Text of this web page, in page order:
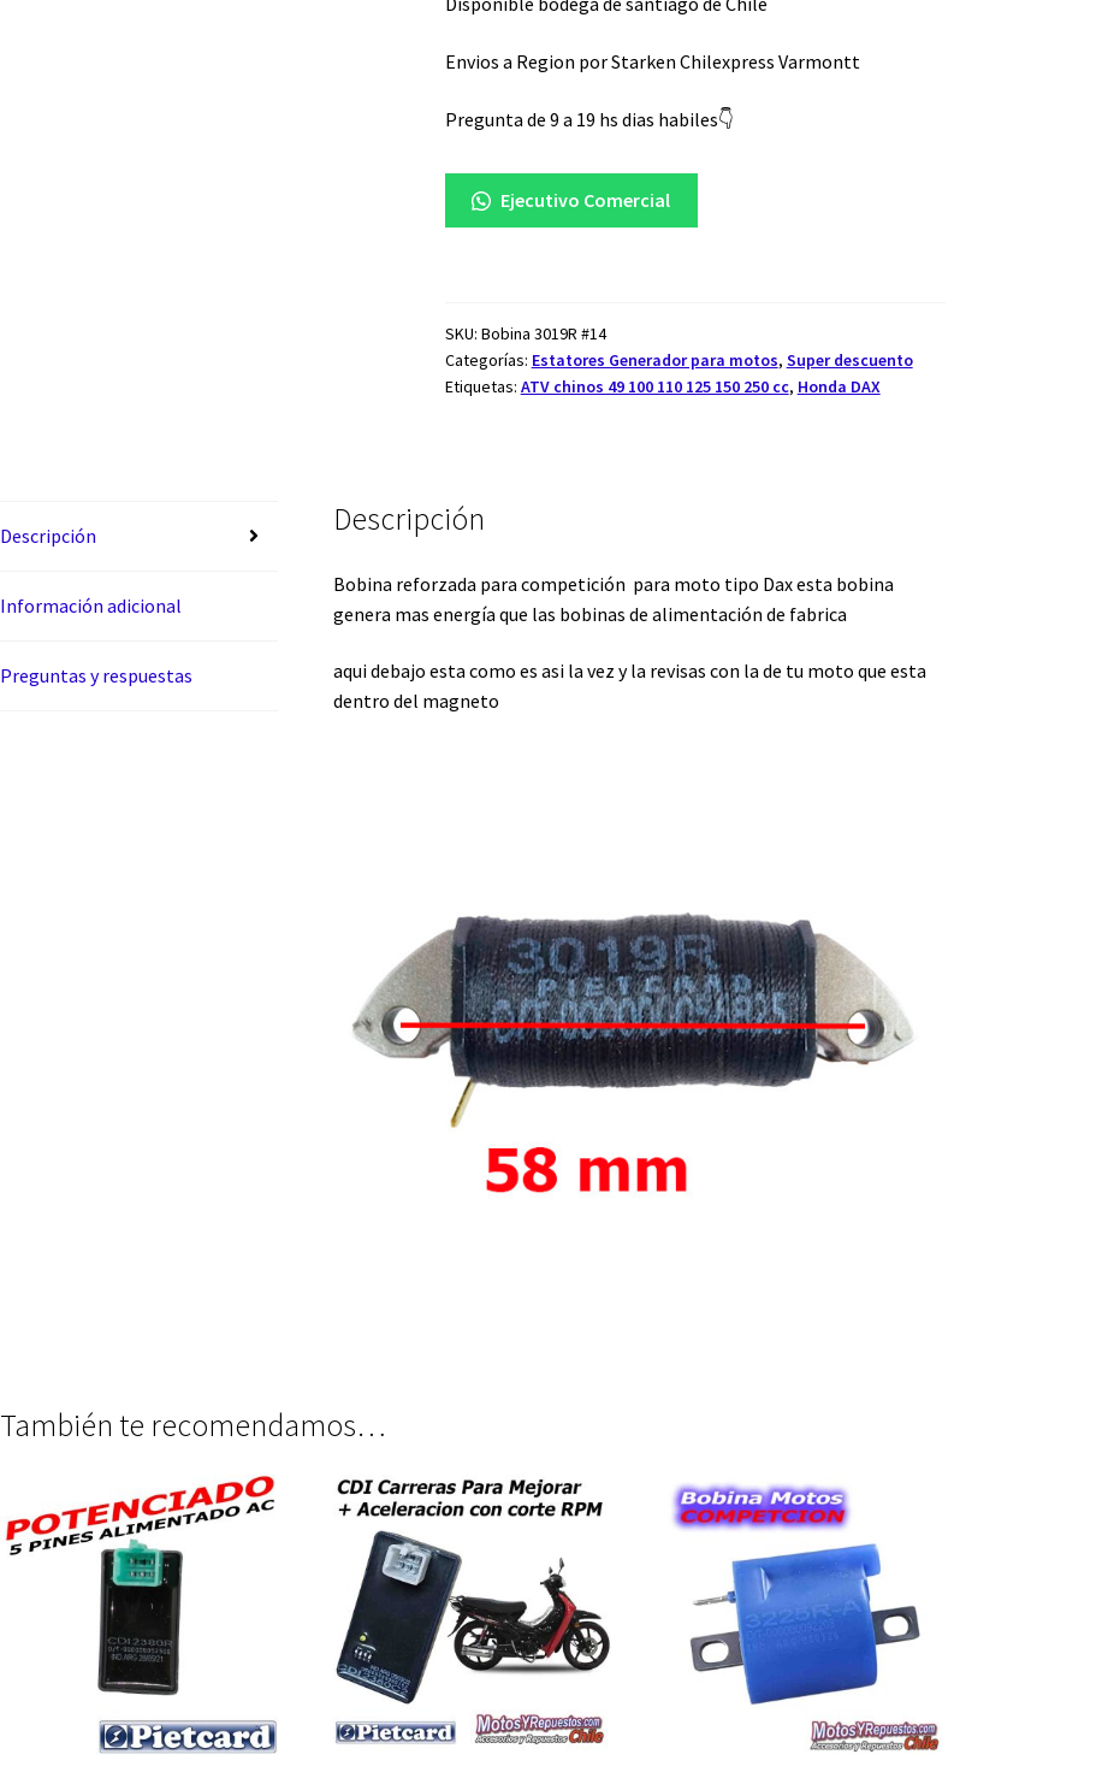
Envios a Region por Starken Chilexpress Varmontt
Pregunta de 9 a 19 hs dias habiles👇
Ejecutivo Comercial
SKU: Bobina 3019R #14
Categorías: Estatores Generador para motos, Super descuento
Etiquetas: ATV chinos 49 100 110 125 150 250 cc, Honda DAX
Descripción
Información adicional
Preguntas y respuestas
Descripción
Bobina reforzada para competición para moto tipo Dax esta bobina
genera mas energía que las bobinas de alimentación de fabrica
aqui debajo esta como es asi la vez y la revisas con la de tu moto que esta
dentro del magneto
También te recomendamos…